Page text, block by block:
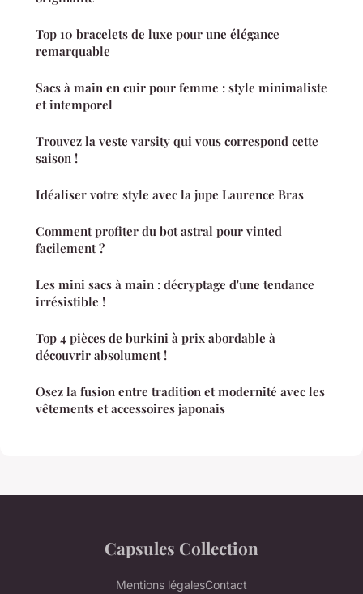
Top 10 bracelets de luxe pour une élégance
remarquable
Sacs à main en cuir pour femme : style minimaliste
et intemporel
Trouvez la veste varsity qui vous correspond cette
saison !
Idéaliser votre style avec la jupe Laurence Bras
Comment profiter du bot astral pour vinted
facilement ?
Les mini sacs à main : décryptage d'une tendance
irrésistible !
Top 4 pièces de burkini à prix abordable à
découvrir absolument !
Osez la fusion entre tradition et modernité avec les
vêtements et accessoires japonais
Capsules Collection
Mentions légalesContact